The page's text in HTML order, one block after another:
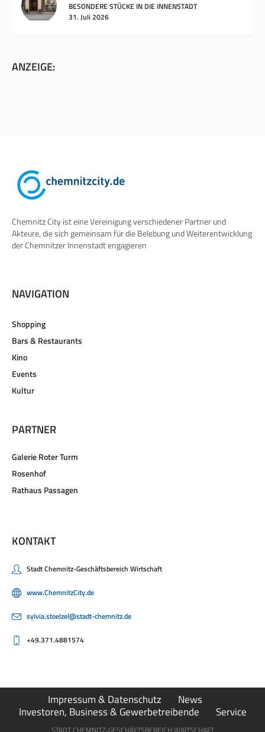
BESONDERE STÜCKE IN DIE INNENSTADT
31. Juli 2026
ANZEIGE:
Chemnitz City ist eine Vereinigung verschiedener Partner und
Akteure, die sich gemeinsam für die Belebung und Weiterentwicklung
der Chemnitzer Innenstadt engagieren
NAVIGATION
Shopping
Bars & Restaurants
Kino
Events
Kultur
PARTNER
Galerie Roter Turm
Rosenhof
Rathaus Passagen
KONTAKT
Stadt Chemnitz-Geschäftsbereich Wirtschaft
www.ChemnitzCity.de
sylvia.stoelzel@stadt-chemnitz.de
+49.371.4881574
Impressum & Datenschutz
News
Investoren, Business & Gewerbetreibende
Service